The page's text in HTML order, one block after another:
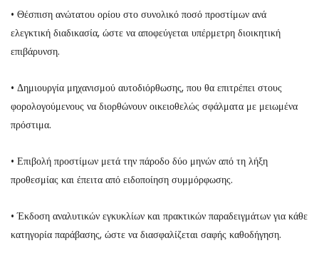
• Θέσπιση ανώτατου ορίου στο συνολικό ποσό προστίμων ανά
ελεγκτική διαδικασία, ώστε να αποφεύγεται υπέρμετρη διοικητική
επιβάρυνση.
• Δημιουργία μηχανισμού αυτοδιόρθωσης, που θα επιτρέπει στους
φορολογούμενους να διορθώνουν οικειοθελώς σφάλματα με μειωμένα
πρόστιμα.
• Επιβολή προστίμων μετά την πάροδο δύο μηνών από τη λήξη
προθεσμίας και έπειτα από ειδοποίηση συμμόρφωσης.
• Έκδοση αναλυτικών εγκυκλίων και πρακτικών παραδειγμάτων για κάθε
κατηγορία παράβασης, ώστε να διασφαλίζεται σαφής καθοδήγηση.